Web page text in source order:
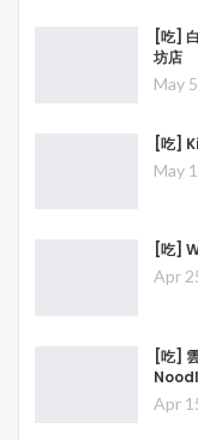
[吃]
坊店
May
[吃]
May
[吃]
Apr
[吃]
Apr